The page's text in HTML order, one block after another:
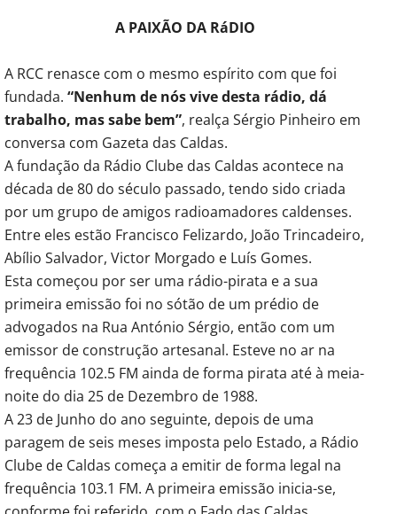
A PAIXÃO DA RáDIO
A RCC renasce com o mesmo espírito com que foi
fundada. “Nenhum de nós vive desta rádio, dá
trabalho, mas sabe bem”, realça Sérgio Pinheiro em
conversa com Gazeta das Caldas.
A fundação da Rádio Clube das Caldas acontece na
década de 80 do século passado, tendo sido criada
por um grupo de amigos radioamadores caldenses.
Entre eles estão Francisco Felizardo, João Trincadeiro,
Abílio Salvador, Victor Morgado e Luís Gomes.
Esta começou por ser uma rádio-pirata e a sua
primeira emissão foi no sótão de um prédio de
advogados na Rua António Sérgio, então com um
emissor de construção artesanal. Esteve no ar na
frequência 102.5 FM ainda de forma pirata até à meia-
noite do dia 25 de Dezembro de 1988.
A 23 de Junho do ano seguinte, depois de uma
paragem de seis meses imposta pelo Estado, a Rádio
Clube de Caldas começa a emitir de forma legal na
frequência 103.1 FM. A primeira emissão inicia-se,